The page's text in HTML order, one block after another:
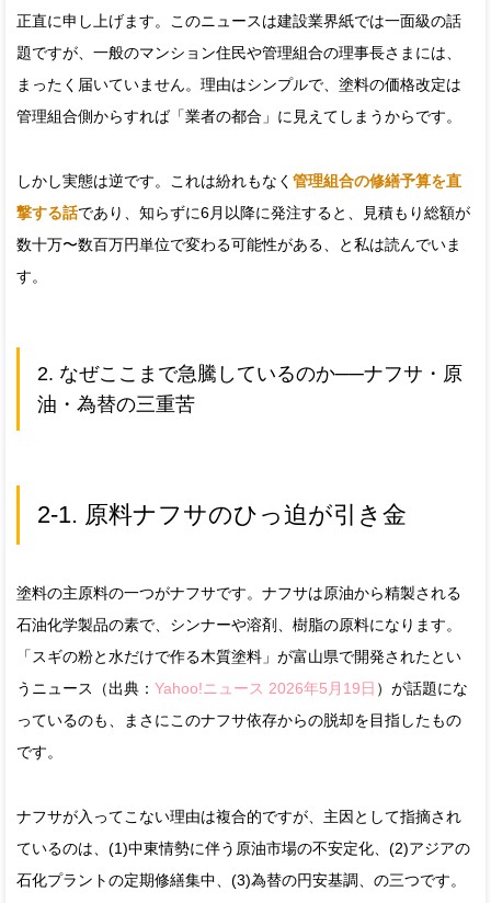
正直に申し上げます。このニュースは建設業界紙では一面級の話
題ですが、一般のマンション住民や管理組合の理事長さまには、
まったく届いていません。理由はシンプルで、塗料の価格改定は
管理組合側からすれば「業者の都合」に見えてしまうからです。
しかし実態は逆です。これは紛れもなく 管理組合の修繕予算を直
撃する話であり、知らずに6月以降に発注すると、見積もり総額が
数十万〜数百万円単位で変わる可能性がある、と私は読んでいま
す。
2. なぜここまで急騰しているのか──ナフサ・原
油・為替の三重苦
2-1. 原料ナフサのひっ迫が引き金
塗料の主原料の一つがナフサです。ナフサは原油から精製される
石油化学製品の素で、シンナーや溶剤、樹脂の原料になります。
「スギの粉と水だけで作る木質塗料」が富山県で開発されたとい
うニュース（出典： Yahoo!ニュース 2026年5月19日 ）が話題にな
っているのも、まさにこのナフサ依存からの脱却を目指したもの
です。
ナフサが入ってこない理由は複合的ですが、主因として指摘され
ているのは、(1)中東情勢に伴う原油市場の不安定化、(2)アジアの
石化プラントの定期修繕集中、(3)為替の円安基調、の三つです。